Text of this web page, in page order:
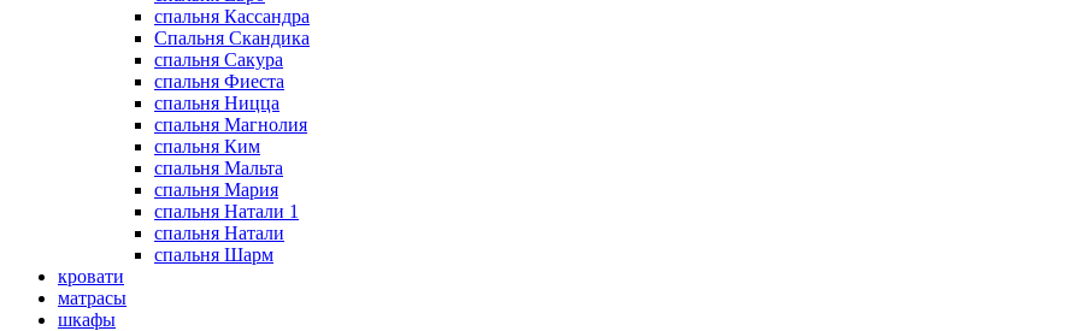
спальня Кассандра
Спальня Скандика
спальня Сакура
спальня Фиеста
спальня Ницца
спальня Магнолия
спальня Ким
спальня Мальта
спальня Мария
спальня Натали 1
спальня Натали
спальня Шарм
кровати
матрасы
шкафы